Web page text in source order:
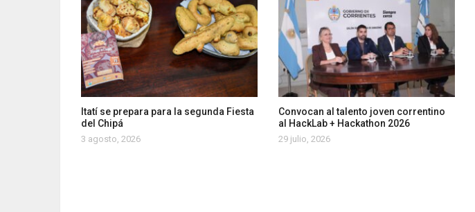
Itatí se prepara para la segunda Fiesta
del Chipá
3 agosto, 2026
Convocan al talento joven correntino
al HackLab + Hackathon 2026
29 julio, 2026